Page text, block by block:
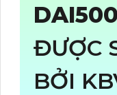
ĐƯỢC
BỞI